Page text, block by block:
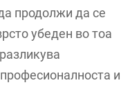
продолжи да се
убеден во тоа
и